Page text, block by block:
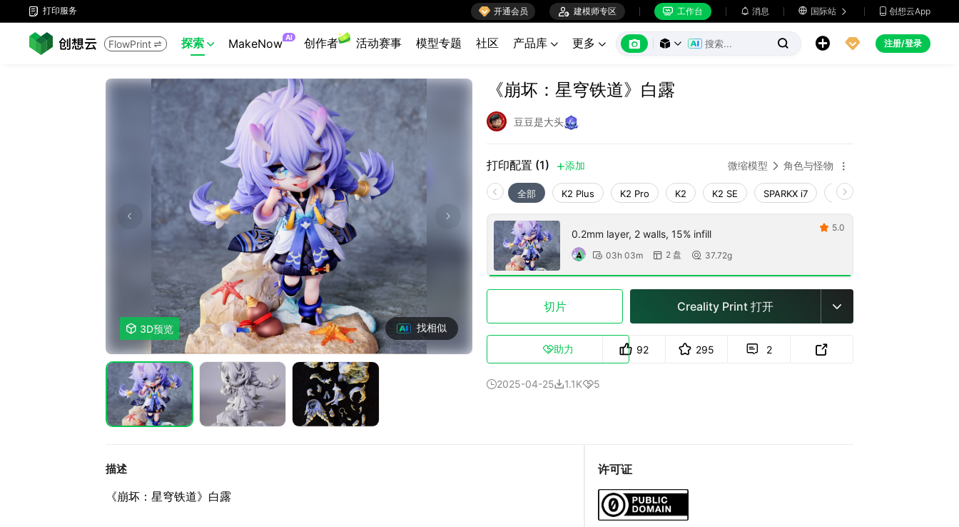
 打印服务  开通会员  建模师专区  工作台  消息  国际站   创想云App
FlowPrint  探索  MakeNow AI 创作者 活动赛事 模型专题 社区 产品库  更多        注册/登录
 3D预览 找相似
《崩坏：星穹铁道》白露
豆豆是大头
打印配置 (1) 添加 微缩模型  角色与怪物 
全部 K2 Plus K2 Pro K2 K2 SE SPARKX i7 Creality Hi
0.2mm layer, 2 walls, 15% infill
 03h 03m  2 盘  37.72g
 5.0
切片 Creality Print 打开 
助力 92 295  2 
2025-04-251.1K5
描述
《崩坏：星穹铁道》白露
许可证